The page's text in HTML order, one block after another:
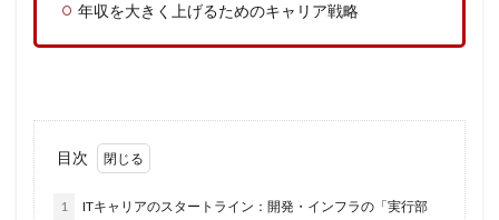
年収を大きく上げるためのキャリア戦略
目次
1
ITキャリアのスタートライン：開発・インフラの「実行部